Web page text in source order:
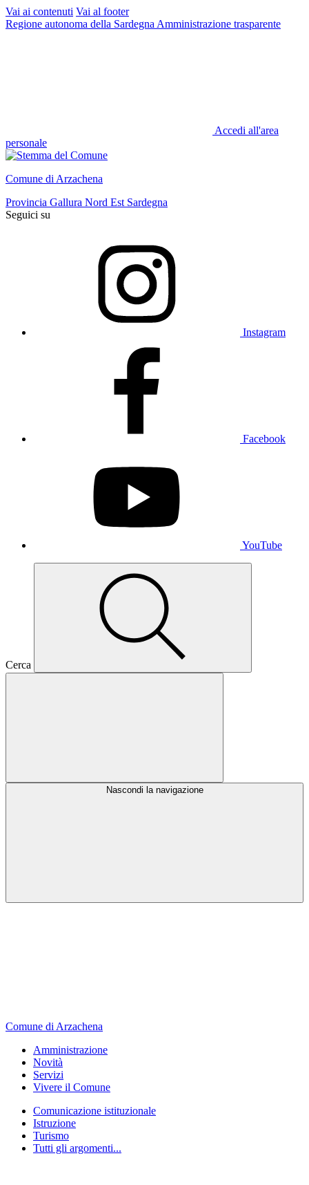
Vai ai contenuti Vai al footer
Regione autonoma della Sardegna Amministrazione trasparente
Accedi all'area
personale
Comune di Arzachena
Provincia Gallura Nord Est Sardegna
Seguici su
Instagram
Facebook
YouTube
Cerca
Nascondi la navigazione
Comune di Arzachena
Amministrazione
Novità
Servizi
Vivere il Comune
Comunicazione istituzionale
Istruzione
Turismo
Tutti gli argomenti...